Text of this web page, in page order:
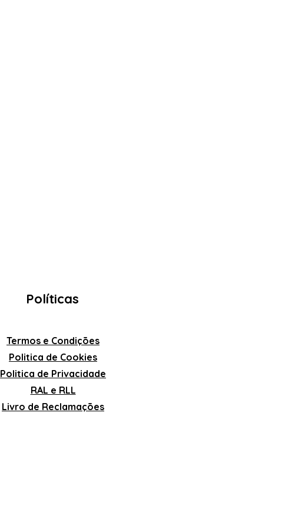
Políticas
Termos e Condições
Politica de Cookies
Politica de Privacidade
RAL e RLL
Livro de Reclamações